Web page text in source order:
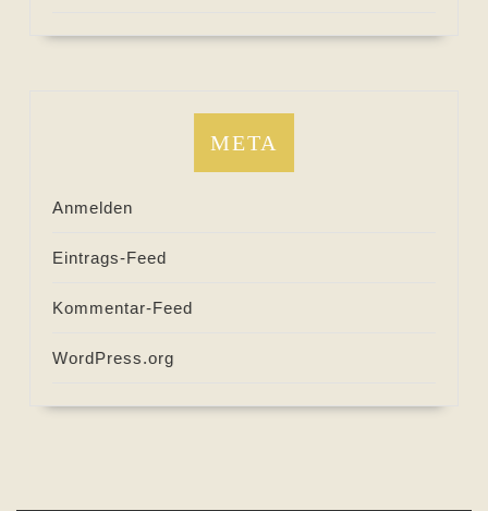
META
Anmelden
Eintrags-Feed
Kommentar-Feed
WordPress.org